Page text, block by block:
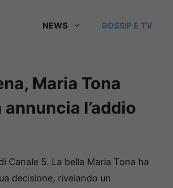
NEWS GOSSIP E TV
Maria Tona
l’addio
Canale 5. La bella Maria Tona ha
decisione, rivelando un